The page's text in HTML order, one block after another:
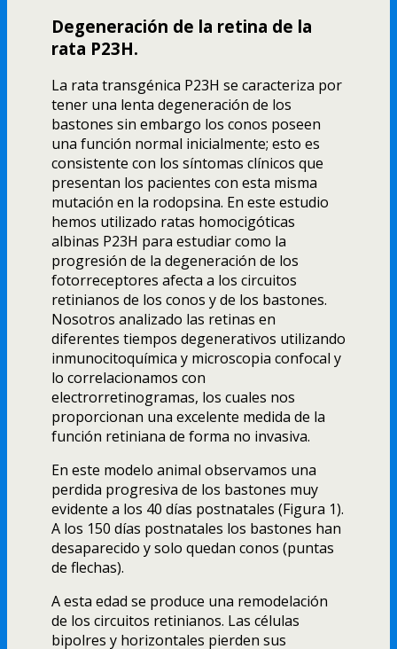
Degeneración de la retina de la
rata P23H.
La rata transgénica P23H se caracteriza por
tener una lenta degeneración de los
bastones sin embargo los conos poseen
una función normal inicialmente; esto es
consistente con los sí­ntomas clí­nicos que
presentan los pacientes con esta misma
mutación en la rodopsina. En este estudio
hemos utilizado ratas homocigóticas
albinas P23H para estudiar como la
progresión de la degeneración de los
fotorreceptores afecta a los circuitos
retinianos de los conos y de los bastones.
Nosotros analizado las retinas en
diferentes tiempos degenerativos utilizando
inmunocitoquí­mica y microscopia confocal y
lo correlacionamos con
electrorretinogramas, los cuales nos
proporcionan una excelente medida de la
función retiniana de forma no invasiva.
En este modelo animal observamos una
perdida progresiva de los bastones muy
evidente a los 40 dí­as postnatales (Figura 1).
A los 150 dí­as postnatales los bastones han
desaparecido y solo quedan conos (puntas
de flechas).
A esta edad se produce una remodelación
de los circuitos retinianos. Las células
bipolres y horizontales pierden sus